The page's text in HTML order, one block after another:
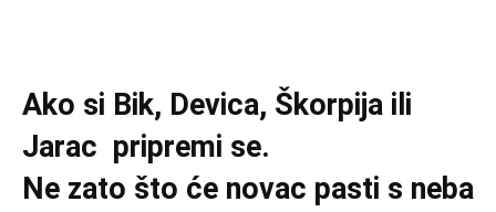
Ako si Bik, Devica, Škorpija ili
Jarac pripremi se.
Ne zato što će novac pasti s neba